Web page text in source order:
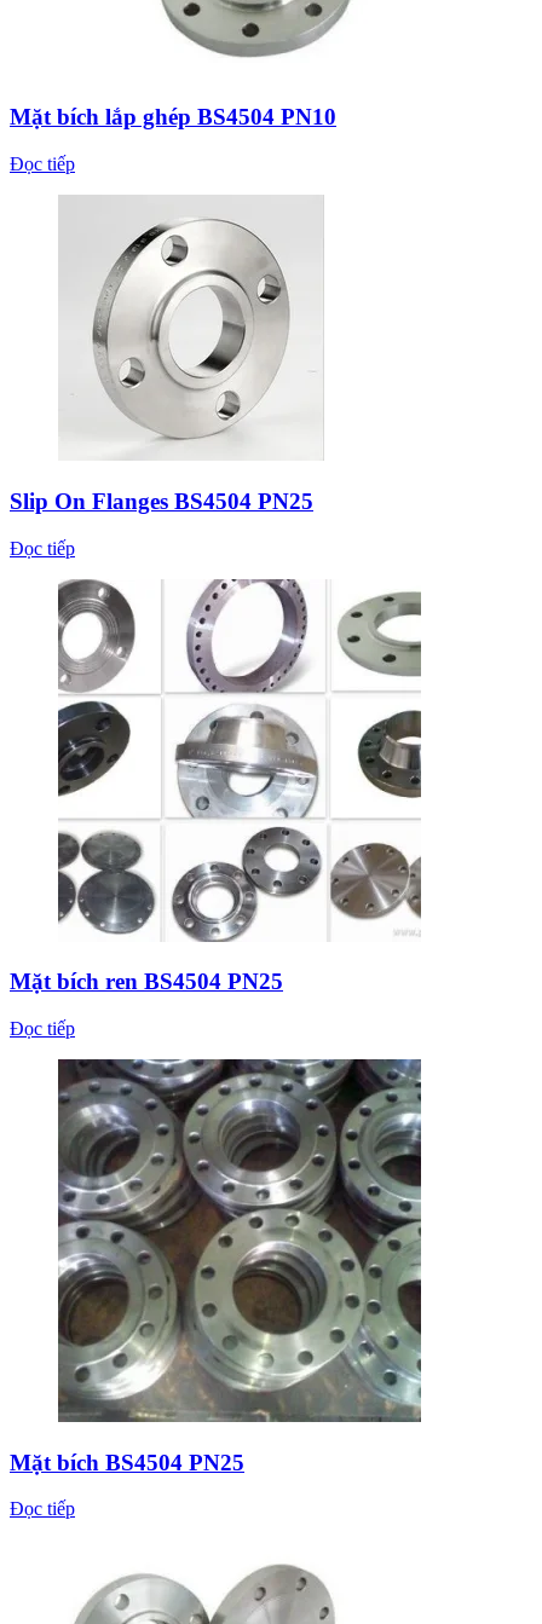
Mặt bích lắp ghép BS4504 PN10
Đọc tiếp
Slip On Flanges BS4504 PN25
Đọc tiếp
Mặt bích ren BS4504 PN25
Đọc tiếp
Mặt bích BS4504 PN25
Đọc tiếp